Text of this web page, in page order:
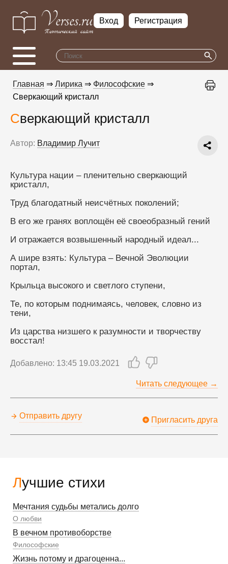
Вход Регистрация
Лучшие стихи
Мечтания судьбы метались долго
О любви
В вечном противоборстве
Философские
Жизнь потому и драгоценна...
Главная ⇒ Лирика ⇒ Философские ⇒
Сверкающий кристалл
Сверкающий кристалл
Автор: Владимир Лучит
Культура нации – пленительно сверкающий
кристалл,
Труд благодатный неисчётных поколений;
В его же гранях воплощён её своеобразный гений
И отражается возвышенный народный идеал...
А шире взять: Культура – Вечной Эволюции
портал,
Крыльца высокого и светлого ступени,
Те, по которым поднимаясь, человек, словно из
тени,
Из царства низшего к разумности и творчеству
восстал!
Добавлено: 13:45 19.03.2021
Читать следующее →
Отправить другу Пригласить друга